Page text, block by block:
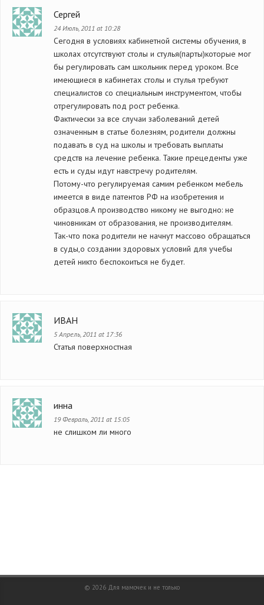
Сергей
24 Июль, 2011 at 10:28
Сегодня в условиях кабинетной системы обучения, в
школах отсутствуют столы и стулья(парты)которые мог
бы регулировать сам школьник перед уроком. Все
имеющиеся в кабинетах столы и стулья требуют
специалистов со специальным инструментом, чтобы
отрегулировать под рост ребенка.
Фактически за все случаи заболеваний детей
означенным в статье болезням, родители должны
подавать в суд на школы и требовать выплаты
средств на лечение ребенка. Такие прецеденты уже
есть и суды идут навстречу родителям.
Потому-что регулируемая самим ребенком мебель
имеется в виде патентов РФ на изобретения и
образцов.А производство никому не выгодно: не
чиновникам от образования, не производителям.
Так-что пока родители не начнут массово обращаться
в суды,о создании здоровых условий для учебы
детей никто беспокоиться не будет.
ИВАН
5 Апрель, 2011 at 17:36
Статья поверхностная
инна
19 Февраль, 2011 at 15:05
не слишком ли много
© 2026 Для мамочек и не только